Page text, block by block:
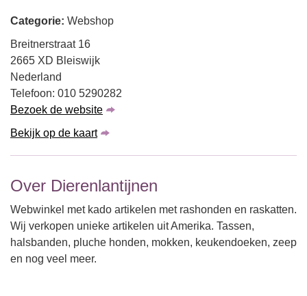
Categorie: Webshop
Breitnerstraat 16
2665 XD Bleiswijk
Nederland
Telefoon: 010 5290282
Bezoek de website
Bekijk op de kaart
Over Dierenlantijnen
Webwinkel met kado artikelen met rashonden en raskatten.
Wij verkopen unieke artikelen uit Amerika. Tassen,
halsbanden, pluche honden, mokken, keukendoeken, zeep
en nog veel meer.